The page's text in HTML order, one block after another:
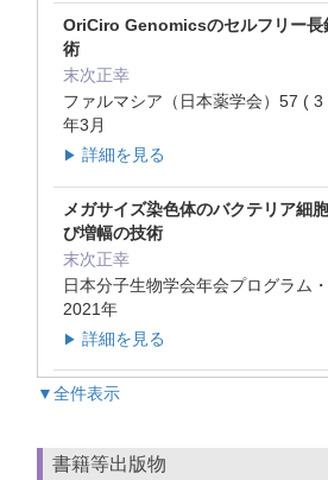
OriCiro Genomicsのセルフリー長
術
末次正幸
ファルマシア（日本薬学会）57 (
年3月
▶ 詳細を見る
メガサイズ染色体のバクテリア細
び増幅の技術
末次正幸
日本分子生物学会年会プログラム
2021年
▶ 詳細を見る
▼全件表示
書籍等出版物